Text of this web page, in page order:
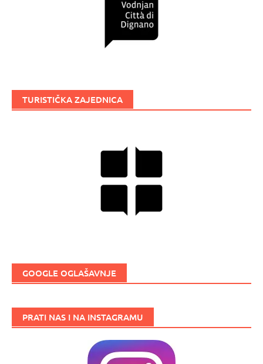
TURISTIČKA ZAJEDNICA
GOOGLE OGLAŠAVNJE
PRATI NAS I NA INSTAGRAMU